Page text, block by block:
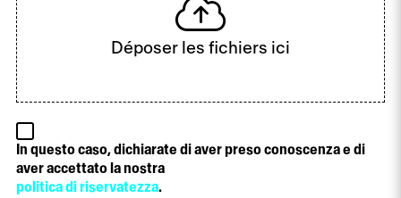
Déposer les fichiers ici
In questo caso, dichiarate di aver preso conoscenza e di
aver accettato la nostra
politica di riservatezza.